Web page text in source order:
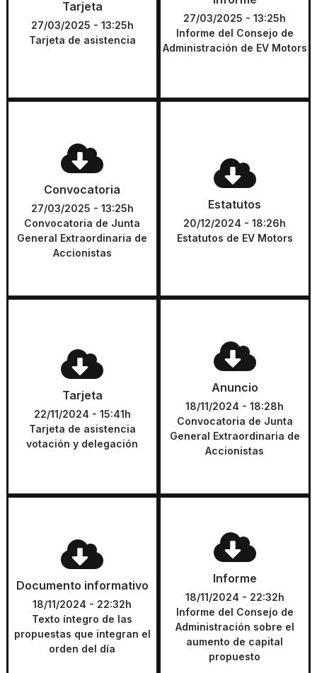
Tarjeta
27/03/2025 - 13:25h
Tarjeta de asistencia
DESCARGAR
27/03/2025 - 13:25h
Informe del Consejo de
Administración de EV Motors
DESCARGAR
Convocatoria
27/03/2025 - 13:25h
Convocatoria de Junta
General Extraordinaria de
Accionistas
Convocatoria
Convocatoria de Junta
General Extraordinaria de
Accionistas
DESCARGAR
Estatutos
20/12/2024 - 18:26h
Estatutos de EV Motors
Estatutos
Estatutos de EV Motors
DESCARGAR
Tarjeta
22/11/2024 - 15:41h
Tarjeta de asistencia
votación y delegación
Tarjeta
Tarjeta de asistencia
votación y delegación
DESCARGAR
Anuncio
18/11/2024 - 18:28h
Convocatoria de Junta
General Extraordinaria de
Accionistas
Anuncio
Convocatoria de Junta
General Extraordinaria de
Accionistas
DESCARGAR
Documento informativo
18/11/2024 - 22:32h
Texto íntegro de las
propuestas que integran el
orden del día
Documento informativo
Texto íntegro de las
propuestas que integran el
orden del día
DESCARGAR
Informe
18/11/2024 - 22:32h
Informe del Consejo de
Administración sobre el
aumento de capital
propuesto
Informe
Informe del Consejo de
aumento de capital propuesto
DESCARGAR